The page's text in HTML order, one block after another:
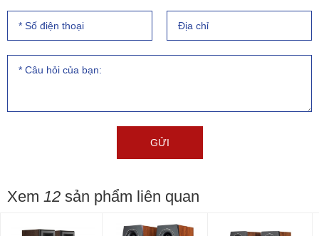
Xem 12 sản phẩm liên quan